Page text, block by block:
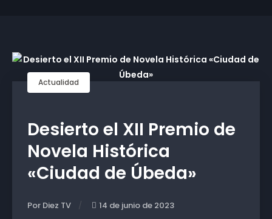
Actualidad
Desierto el XII Premio de
Novela Histórica
«Ciudad de Úbeda»
Por Diez TV 14 de junio de 2023